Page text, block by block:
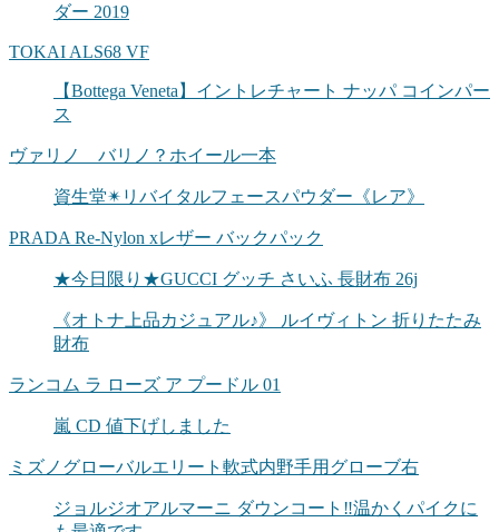
ダー 2019
TOKAI ALS68 VF
【Bottega Veneta】イントレチャート ナッパ コインパー
ス
ヴァリノ バリノ？ホイール一本
資生堂✴︎リバイタルフェースパウダー《レア》
PRADA Re-Nylon xレザー バックパック
★今日限り★GUCCI グッチ さいふ 長財布 26j
《オトナ上品カジュアル♪》 ルイヴィトン 折りたたみ
財布
ランコム ラ ローズ ア プードル 01
嵐 CD 値下げしました
ミズノグローバルエリート軟式内野手用グローブ右
ジョルジオアルマーニ ダウンコート‼️温かくパイクに